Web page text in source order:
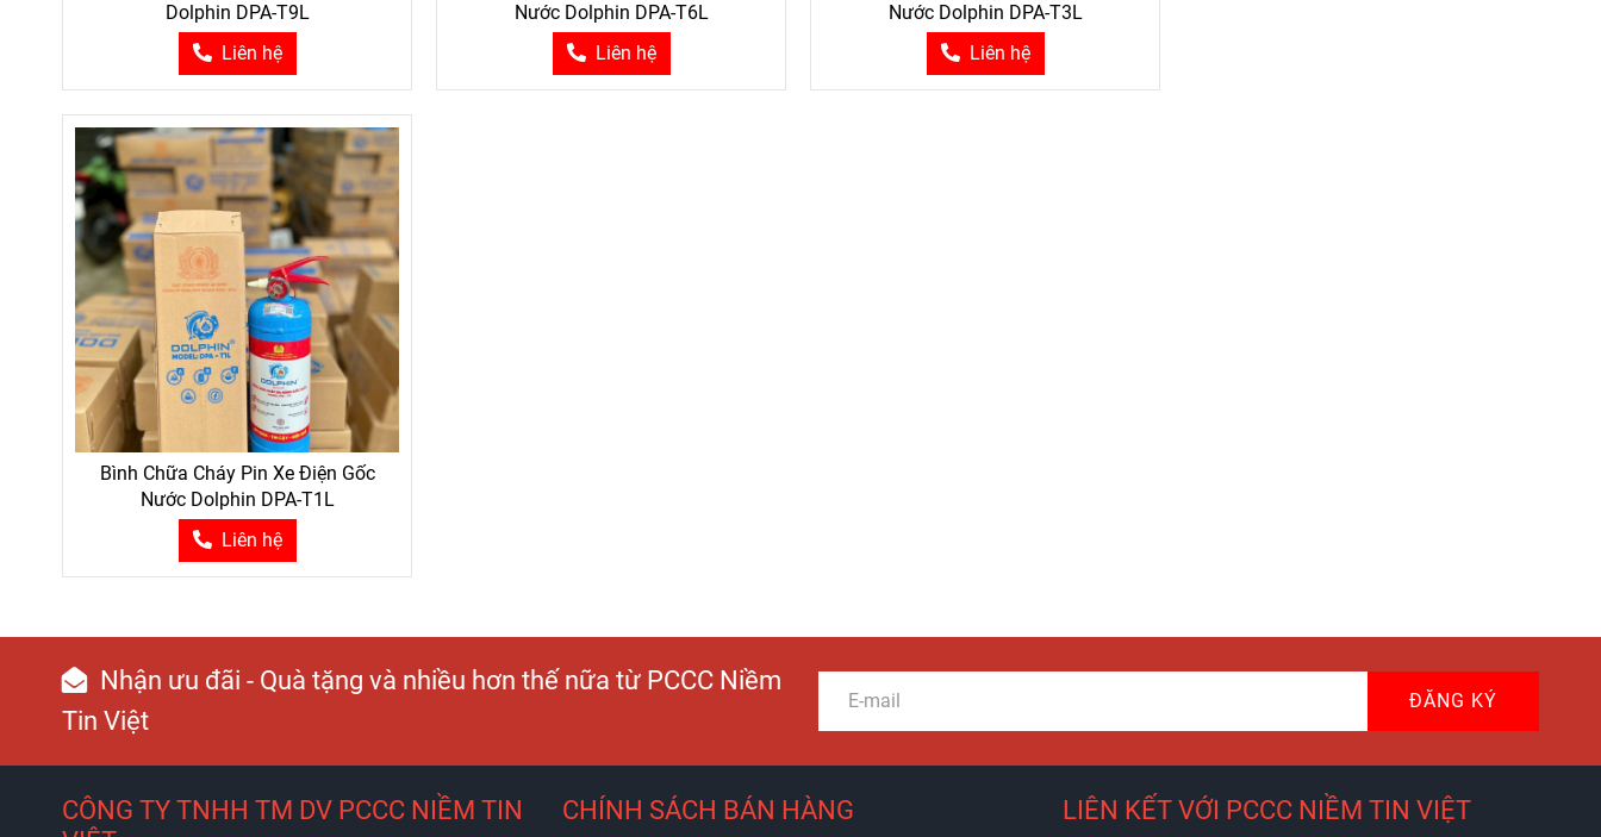
Dolphin DPA-T9L
Liên hệ
Nước Dolphin DPA-T6L
Liên hệ
Nước Dolphin DPA-T3L
Liên hệ
Bình Chữa Cháy Pin Xe Điện Gốc
Nước Dolphin DPA-T1L
Liên hệ
Nhận ưu đãi - Quà tặng và nhiều hơn thế nữa từ PCCC Niềm
Tin Việt
ĐĂNG KÝ
CÔNG TY TNHH TM DV PCCC NIỀM TIN
CHÍNH SÁCH BÁN HÀNG LIÊN KẾT VỚI PCCC NIỀM TIN VIỆT